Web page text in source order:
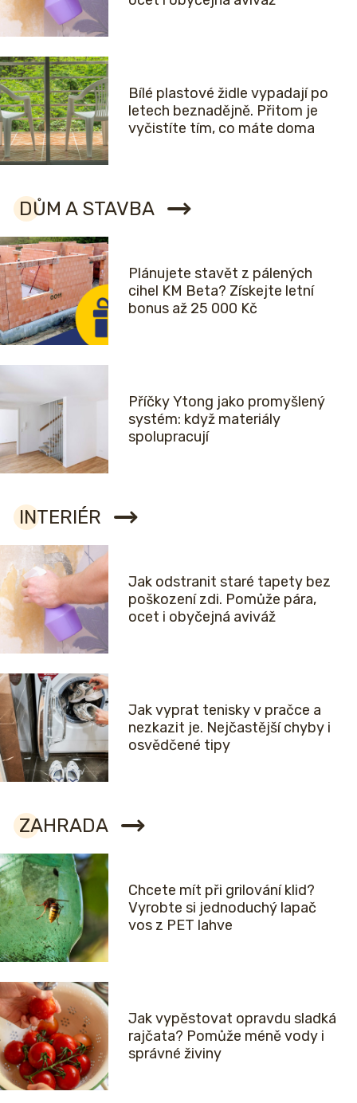
Bílé plastové židle vypadají po
letech beznadějně. Přitom je
vyčistíte tím, co máte doma
DŮM A STAVBA
Plánujete stavět z pálených
cihel KM Beta? Získejte letní
bonus až 25 000 Kč
Příčky Ytong jako promyšlený
systém: když materiály
spolupracují
INTERIÉR
Jak odstranit staré tapety bez
poškození zdi. Pomůže pára,
ocet i obyčejná aviváž
Jak vyprat tenisky v pračce a
nezkazit je. Nejčastější chyby i
osvědčené tipy
ZAHRADA
Chcete mít při grilování klid?
Vyrobte si jednoduchý lapač
vos z PET lahve
Jak vypěstovat opravdu sladká
rajčata? Pomůže méně vody i
správné živiny